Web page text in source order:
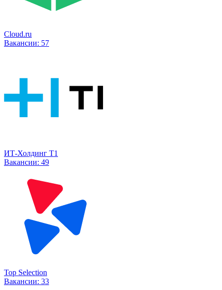
Cloud.ru
Вакансии: 57
ИТ-Холдинг Т1
Вакансии: 49
Top Selection
Вакансии: 33